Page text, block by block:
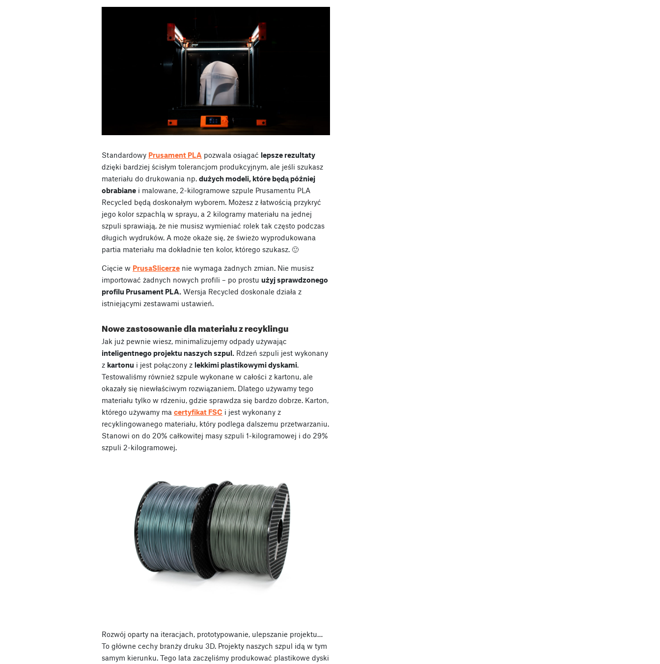
Standardowy Prusament PLA pozwala osiągać lepsze rezultaty
dzięki bardziej ścisłym tolerancjom produkcyjnym, ale jeśli szukasz
materiału do drukowania np. dużych modeli, które będą później
obrabiane i malowane, 2-kilogramowe szpule Prusamentu PLA
Recycled będą doskonałym wyborem. Możesz z łatwością przykryć
jego kolor szpachlą w sprayu, a 2 kilogramy materiału na jednej
szpuli sprawiają, że nie musisz wymieniać rolek tak często podczas
długich wydruków. A może okaże się, że świeżo wyprodukowana
partia materiału ma dokładnie ten kolor, którego szukasz. 🙂
Cięcie w PrusaSlicerze nie wymaga żadnych zmian. Nie musisz
importować żadnych nowych profili – po prostu użyj sprawdzonego
profilu Prusament PLA. Wersja Recycled doskonale działa z
istniejącymi zestawami ustawień.
Nowe zastosowanie dla materiału z recyklingu
Jak już pewnie wiesz, minimalizujemy odpady używając
inteligentnego projektu naszych szpul. Rdzeń szpuli jest wykonany
z kartonu i jest połączony z lekkimi plastikowymi dyskami.
Testowaliśmy również szpule wykonane w całości z kartonu, ale
okazały się niewłaściwym rozwiązaniem. Dlatego używamy tego
materiału tylko w rdzeniu, gdzie sprawdza się bardzo dobrze. Karton,
którego używamy ma certyfikat FSC i jest wykonany z
recyklingowanego materiału, który podlega dalszemu przetwarzaniu.
Stanowi on do 20% całkowitej masy szpuli 1-kilogramowej i do 29%
szpuli 2-kilogramowej.
Rozwój oparty na iteracjach, prototypowanie, ulepszanie projektu…
To główne cechy branży druku 3D. Projekty naszych szpul idą w tym
samym kierunku. Tego lata zaczęliśmy produkować plastikowe dyski